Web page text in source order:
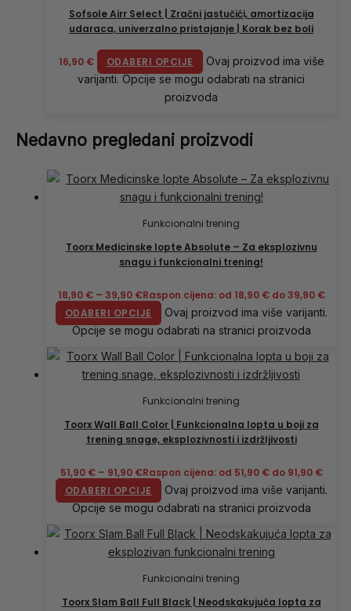
Sofsole Airr Select | Zračni jastučići, amortizacija
udaraca, univerzalno pristajanje | Korak bez boli
16,90 € ODABERI OPCIJE
Ovaj proizvod ima više
varijanti. Opcije se mogu odabrati na stranici
proizvoda
Nedavno pregledani proizvodi
Funkcionalni trening
Toorx Medicinske lopte Absolute – Za eksplozivnu
snagu i funkcionalni trening!
18,90 € – 39,90 €Raspon cijena: od 18,90 € do 39,90 €
ODABERI OPCIJE
Ovaj proizvod ima više varijanti.
Opcije se mogu odabrati na stranici proizvoda
Funkcionalni trening
Toorx Wall Ball Color | Funkcionalna lopta u boji za
trening snage, eksplozivnosti i izdržljivosti
51,90 € – 91,90 €Raspon cijena: od 51,90 € do 91,90 €
ODABERI OPCIJE
Ovaj proizvod ima više varijanti.
Opcije se mogu odabrati na stranici proizvoda
Funkcionalni trening
Toorx Slam Ball Full Black | Neodskakujuća lopta za